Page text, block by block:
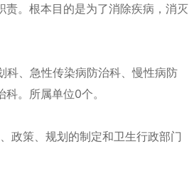
。根本目的是为了消除疾病，消灭
科、急性传染病防治科、慢性病防
。所属单位0个。
政策、规划的制定和卫生行政部门